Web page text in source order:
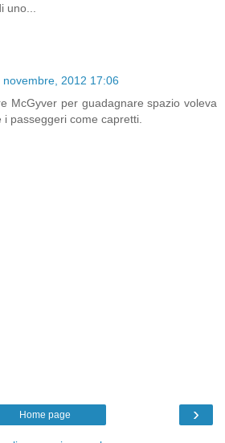
uno...
novembre, 2012 17:06
McGyver per guadagnare spazio voleva
passeggeri come capretti.
›
Home page